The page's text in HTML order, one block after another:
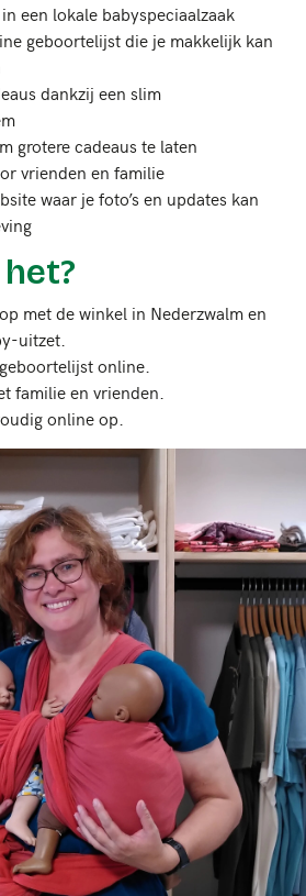
een lokale babyspeciaalzaak
geboortelijst die je makkelijk kan
dankzij een slim
grotere cadeaus te laten
vrienden en familie
waar je foto’s en updates kan
met de winkel in Nederzwalm en
uitzet.
online.
familie en vrienden.
online op.